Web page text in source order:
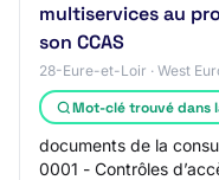
multiservices au
son CCAS
28-Eure-et-Loir · West
Mot-clé trouvé dans
documents de la
0001 - Contrôles